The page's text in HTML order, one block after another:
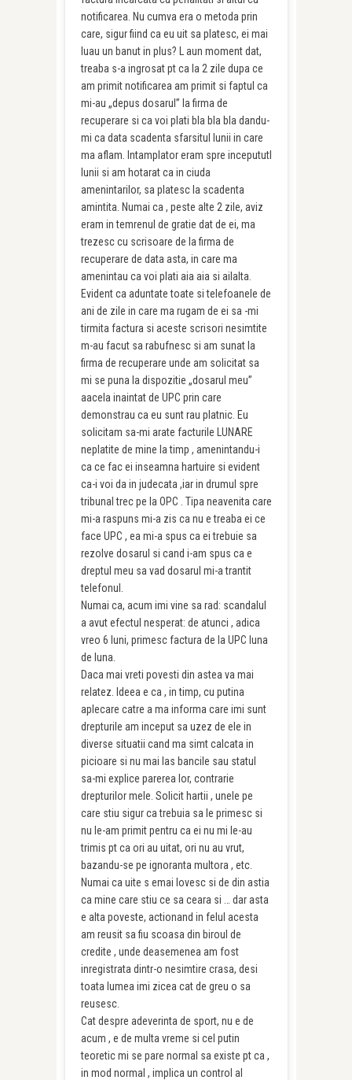
notificarea. Nu cumva era o metoda prin
care, sigur fiind ca eu uit sa platesc, ei mai
luau un banut in plus? L aun moment dat,
treaba s-a ingrosat pt ca la 2 zile dupa ce
am primit notificarea am primit si faptul ca
mi-au „depus dosarul” la firma de
recuperare si ca voi plati bla bla bla dandu-
mi ca data scadenta sfarsitul lunii in care
ma aflam. Intamplator eram spre incepututl
lunii si am hotarat ca in ciuda
amenintarilor, sa platesc la scadenta
amintita. Numai ca , peste alte 2 zile, aviz
eram in temrenul de gratie dat de ei, ma
trezesc cu scrisoare de la firma de
recuperare de data asta, in care ma
amenintau ca voi plati aia aia si ailalta.
Evident ca aduntate toate si telefoanele de
ani de zile in care ma rugam de ei sa -mi
tirmita factura si aceste scrisori nesimtite
m-au facut sa rabufnesc si am sunat la
firma de recuperare unde am solicitat sa
mi se puna la dispozitie „dosarul meu”
aacela inaintat de UPC prin care
demonstrau ca eu sunt rau platnic. Eu
solicitam sa-mi arate facturile LUNARE
neplatite de mine la timp , amenintandu-i
ca ce fac ei inseamna hartuire si evident
ca-i voi da in judecata ,iar in drumul spre
tribunal trec pe la OPC . Tipa neavenita care
mi-a raspuns mi-a zis ca nu e treaba ei ce
face UPC , ea mi-a spus ca ei trebuie sa
rezolve dosarul si cand i-am spus ca e
dreptul meu sa vad dosarul mi-a trantit
telefonul.
Numai ca, acum imi vine sa rad: scandalul
a avut efectul nesperat: de atunci , adica
vreo 6 luni, primesc factura de la UPC luna
de luna.
Daca mai vreti povesti din astea va mai
relatez. Ideea e ca , in timp, cu putina
aplecare catre a ma informa care imi sunt
drepturile am inceput sa uzez de ele in
diverse situatii cand ma simt calcata in
picioare si nu mai las bancile sau statul
sa-mi explice parerea lor, contrarie
drepturilor mele. Solicit hartii , unele pe
care stiu sigur ca trebuia sa le primesc si
nu le-am primit pentru ca ei nu mi le-au
trimis pt ca ori au uitat, ori nu au vrut,
bazandu-se pe ignoranta multora , etc.
Numai ca uite s emai lovesc si de din astia
ca mine care stiu ce sa ceara si … dar asta
e alta poveste, actionand in felul acesta
am reusit sa fiu scoasa din biroul de
credite , unde deasemenea am fost
inregistrata dintr-o nesimtire crasa, desi
toata lumea imi zicea cat de greu o sa
reusesc.
Cat despre adeverinta de sport, nu e de
acum , e de multa vreme si cel putin
teoretic mi se pare normal sa existe pt ca ,
in mod normal , implica un control al